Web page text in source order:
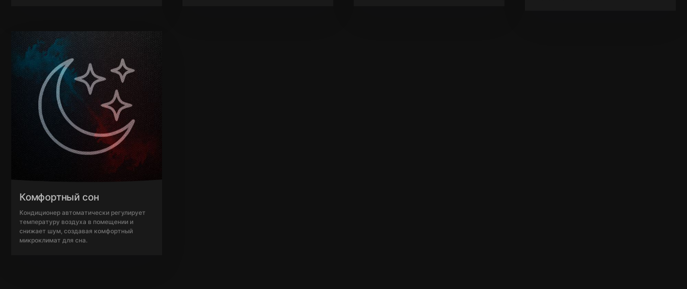
Комфортный сон
Кондиционер автоматически регулирует
температуру воздуха в помещении и
снижает шум, создавая комфортный
микроклимат для сна.